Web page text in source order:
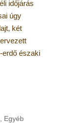
időjárás
úgy
két
erdő északi
Egyéb